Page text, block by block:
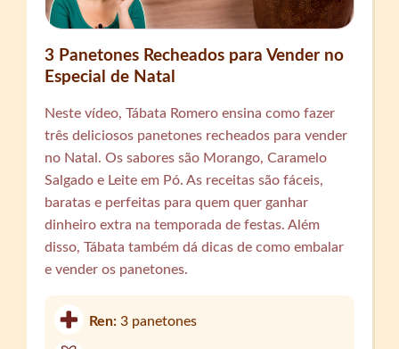
3 Panetones Recheados para Vender no
Especial de Natal
Neste vídeo, Tábata Romero ensina como fazer
três deliciosos panetones recheados para vender
no Natal. Os sabores são Morango, Caramelo
Salgado e Leite em Pó. As receitas são fáceis,
baratas e perfeitas para quem quer ganhar
dinheiro extra na temporada de festas. Além
disso, Tábata também dá dicas de como embalar
e vender os panetones.
Ren:3 panetones